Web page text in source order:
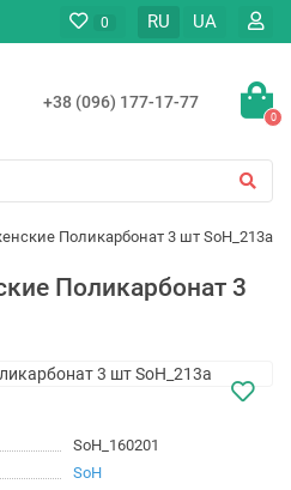
0 RU UA
+38 (096) 177-17-77
0
Поликарбонат 3 шт SoH_213a
Поликарбонат 3
SoH_160201
SoH